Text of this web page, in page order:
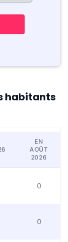
habitants
EN
AOÛT
2026
0
0